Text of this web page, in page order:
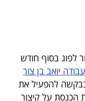
לפוג בסוף חודש
יואב בן צור
להפעיל את
על קיצור